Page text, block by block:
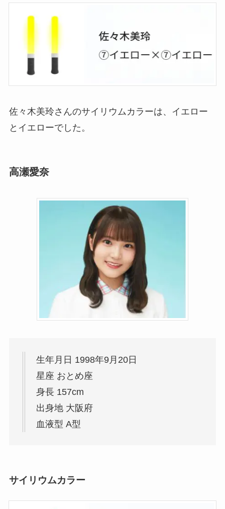
佐々木美玲さんのサイリウムカラーは、イエロー
とイエローでした。
高瀬愛奈
生年月日 1998年9月20日
星座 おとめ座
身長 157cm
出身地 大阪府
血液型 A型
サイリウムカラー